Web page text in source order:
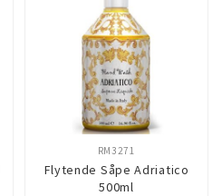
Flytende Såpe Adriatico
500ml
RM3271